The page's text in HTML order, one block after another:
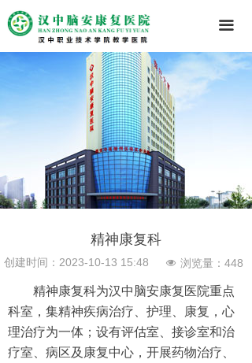
끀
精神康复科
精神康复科为汉中脑安康复医院重点
科室，集精神疾病治疗、护理、康复，心
理治疗为一体；设有评估室、接诊室和治
疗室、病区及康复中心，开展药物治疗、
创建时间： 2023-10-13 15:48 넶 浏览量： 448